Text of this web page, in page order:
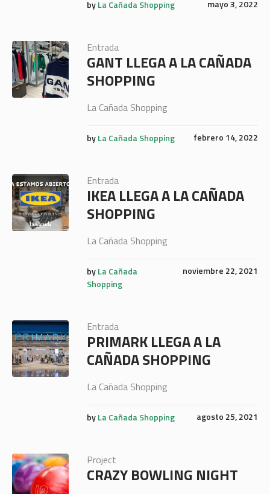
mayo 3, 2022
byLa Cañada Shopping
Entrada
GANT LLEGA A LA CAÑADA
SHOPPING
La Cañada Shopping
febrero 14, 2022
byLa Cañada Shopping
Entrada
IKEA LLEGA A LA CAÑADA
SHOPPING
La Cañada Shopping
noviembre 22, 2021
byLa Cañada
Shopping
Entrada
PRIMARK LLEGA A LA
CAÑADA SHOPPING
La Cañada Shopping
agosto 25, 2021
byLa Cañada Shopping
Project
CRAZY BOWLING NIGHT